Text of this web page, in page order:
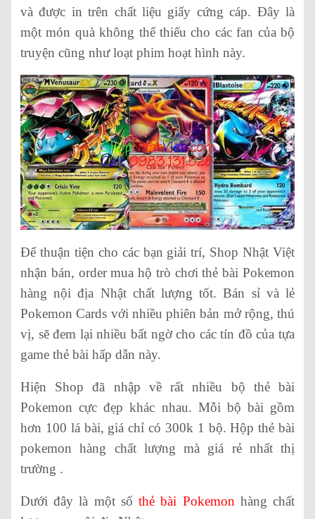
và được in trên chất liệu giấy cứng cáp. Đây là
một món quà không thể thiếu cho các fan của bộ
truyện cũng như loạt phim hoạt hình này.
Để thuận tiện cho các bạn giải trí, Shop Nhật Việt
nhận bán, order mua hộ trò chơi thẻ bài Pokemon
hàng nội địa Nhật chất lượng tốt. Bán sỉ và lẻ
Pokemon Cards với nhiều phiên bản mở rộng, thú
vị, sẽ đem lại nhiều bất ngờ cho các tín đồ của tựa
game thẻ bài hấp dẫn này.
Hiện Shop đã nhập về rất nhiều bộ thẻ bài
Pokemon cực đẹp khác nhau. Mỗi bộ bài gồm
hơn 100 lá bài, giá chỉ có 300k 1 bộ. Hộp thẻ bài
pokemon hàng chất lượng mà giá rẻ nhất thị
trường .
Dưới đây là một sốthẻ bài Pokemon hàng chất